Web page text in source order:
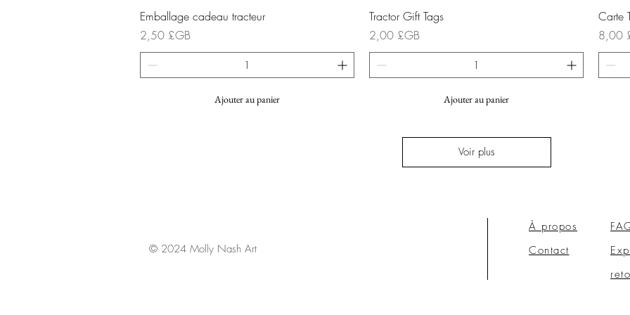
Aperçu rapide
Emballage cadeau tracteur
Prix
2,50 £GB
Ajouter au panier
Tractor Gift Tags
Prix
2,00 £GB
Ajouter au panier
Carte
Prix
8,00
Voir plus
© 2024 Molly Nash Art
À propos
Contact